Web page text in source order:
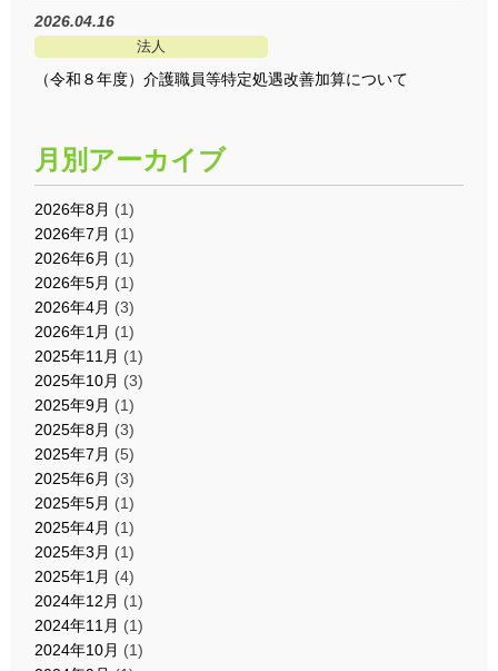
2026.04.16
法人
（令和８年度）介護職員等特定処遇改善加算について
月別アーカイブ
2026年8月 (1)
2026年7月 (1)
2026年6月 (1)
2026年5月 (1)
2026年4月 (3)
2026年1月 (1)
2025年11月 (1)
2025年10月 (3)
2025年9月 (1)
2025年8月 (3)
2025年7月 (5)
2025年6月 (3)
2025年5月 (1)
2025年4月 (1)
2025年3月 (1)
2025年1月 (4)
2024年12月 (1)
2024年11月 (1)
2024年10月 (1)